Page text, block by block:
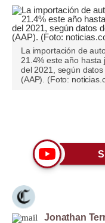
Pregunta de hoy
Blogs
Tendencias
Lujo
Estilos
EEUU
La importación de
21.4% este año
del 2021, según
(AAP). (Foto:
Jonathan